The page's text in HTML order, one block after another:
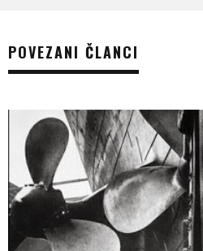
POVEZANI ČLANCI